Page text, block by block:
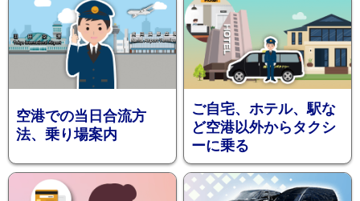
フォ
空港での当日合流方
法、乗り場案内
ご自宅、ホテル、駅な
ど空港以外からタクシ
ーに乗る